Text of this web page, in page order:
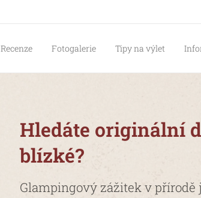
Recenze Fotogalerie Tipy na výlet
Hledáte originální
blízké?
Glampingový zážitek v přírodě